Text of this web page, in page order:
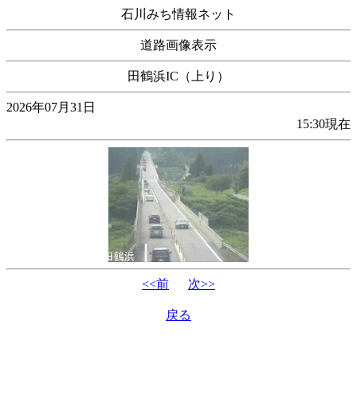
石川みち情報ネット
道路画像表示
田鶴浜IC（上り）
2026年07月31日
15:30現在
<<前 次>>
戻る